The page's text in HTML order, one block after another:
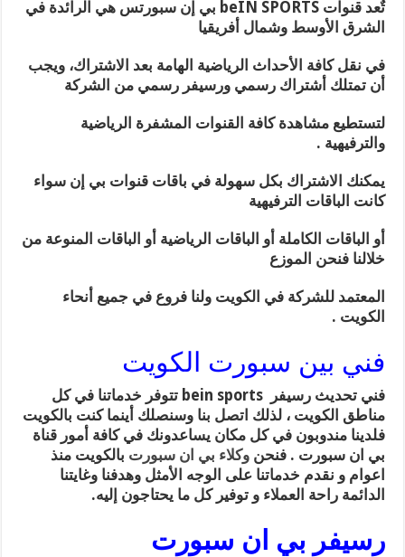
تٌعد قنوات beIN SPORTS بي إن سبورتس هي الرائدة في
الشرق الأوسط وشمال أفريقيا
في نقل كافة الأحداث الرياضية الهامة بعد الاشتراك، ويجب
أن تمتلك أشتراك رسمي ورسيفر رسمي من الشركة
لتستطيع مشاهدة كافة القنوات المشفرة الرياضية
والترفيهية .
يمكنك الاشتراك بكل سهولة في باقات قنوات بي إن سواء
كانت الباقات الترفيهية
أو الباقات الكاملة أو الباقات الرياضية أو الباقات المنوعة من
خلالنا فنحن الموزع
المعتمد للشركة في الكويت ولنا فروع في جميع أنحاء
الكويت .
فني بين سبورت الكويت
فني تحديث رسيفر bein sports تتوفر خدماتنا في كل
مناطق الكويت ، لذلك اتصل بنا وسنصلك أينما كنت بالكويت
فلدينا مندوبون في كل مكان يساعدونك في كافة أمور قناة
بي ان سبورت . فنحنوكلاء بي ان سبورت بالكويت منذ
اعوام و نقدم خدماتنا على الوجه الأمثل وهدفنا وغايتنا
الدائمة راحة العملاء و توفير كل ما يحتاجون إليه.
رسيفر بي ان سبورت